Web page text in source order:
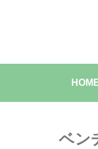
ベン